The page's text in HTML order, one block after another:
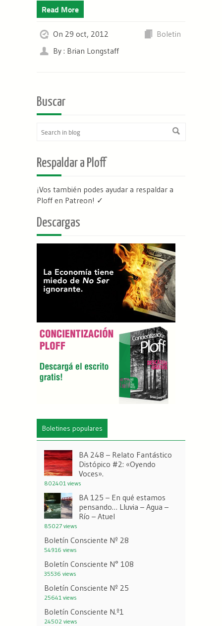
Read More
On 29 oct, 2012
Boletin
By : Brian Longstaff
Buscar
Respaldar a Ploff
¡Vos también podes ayudar a respaldar a
Ploff en Patreon! ✓
Descargas
Boletines populares
BA 248 – Relato Fantástico
Distópico #2: «Oyendo
Voces».
802401 views
BA 125 – En qué estamos
pensando… Lluvia – Agua –
Río – Atuel
85027 views
Boletín Consciente Nº 28
54916 views
Boletín Consciente N° 108
35536 views
Boletín Consciente Nº 25
25641 views
Boletín Consciente N.º1
24502 views